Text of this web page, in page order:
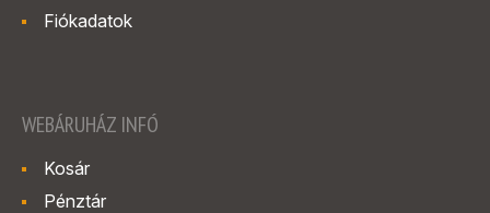
Fiókadatok
WEBÁRUHÁZ INFÓ
Kosár
Pénztár